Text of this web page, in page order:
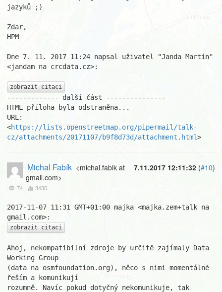
jazyků ;)
Zdar,
HPM
Dne 7. 11. 2017 11:24 napsal uživatel "Janda Martin"
<jandam na crcdata.cz>:
zobrazit citaci
------------- další část ---------------
HTML příloha byla odstraněna...
URL:
<https://lists.openstreetmap.org/pipermail/talk-
cz/attachments/20171107/b9f8d73d/attachment.html>
7.11.2017 12:11:32 (#10)
Michal Fabík <michal.fabik at
gmail.com>
74 3435
2017-11-07 11:31 GMT+01:00 majka <majka.zem+talk na
zobrazit citaci
Ahoj, nekompatibilní zdroje by určitě zajímaly Data
Working Group
(data na osmfoundation.org), něco s nimi momentálně
řeším a komunikují
rozumně. Navíc pokud dotyčný nekomunikuje, tak